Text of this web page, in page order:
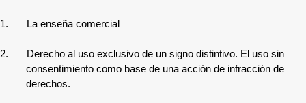
1. La enseña comercial
2.
Derecho al uso exclusivo de un signo distintivo. El uso sin
consentimiento como base de una acción de infracción de
derechos.